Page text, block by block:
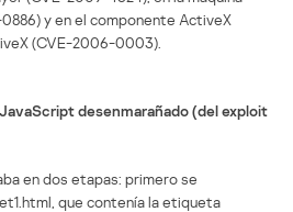
y en el componente ActiveX
(CVE-2006-0003).
desenmarañado (del exploit
en dos etapas: primero se
que contenía la etiqueta